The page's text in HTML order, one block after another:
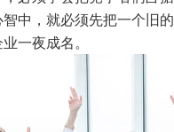
中，就必须先把一个旧
一夜成名。